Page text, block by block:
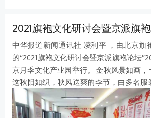
2021旗袍文化研讨会暨京派旗
中华报道新闻通讯社 凌利平 ，由北京旗
的“2021旗袍文化研讨会暨京派旗袍论坛
京月季文化产业园举行。 金秋风景如画，
这秋阳如织，秋风送爽的季节，由多名服
讨成员小组聚集在北京月季文化